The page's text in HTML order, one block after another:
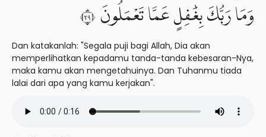
وَمَا رَبُّكَ بِغَٰفِلٍ عَمَّا تَعْمَلُونَ ٩٣
Dan katakanlah: "Segala puji bagi Allah, Dia akan
memperlihatkan kepadamu tanda-tanda kebesaran-Nya,
maka kamu akan mengetahuinya. Dan Tuhanmu tiada
lalai dari apa yang kamu kerjakan".